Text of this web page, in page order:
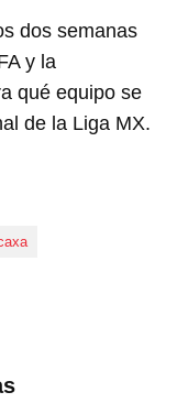
dos semanas
y la
qué equipo se
de la Liga MX.